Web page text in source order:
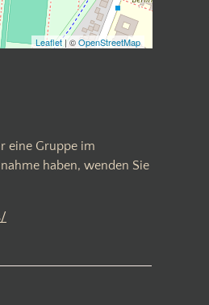
Leaflet| ©OpenStreetMap
eine Gruppe im
haben, wenden Sie